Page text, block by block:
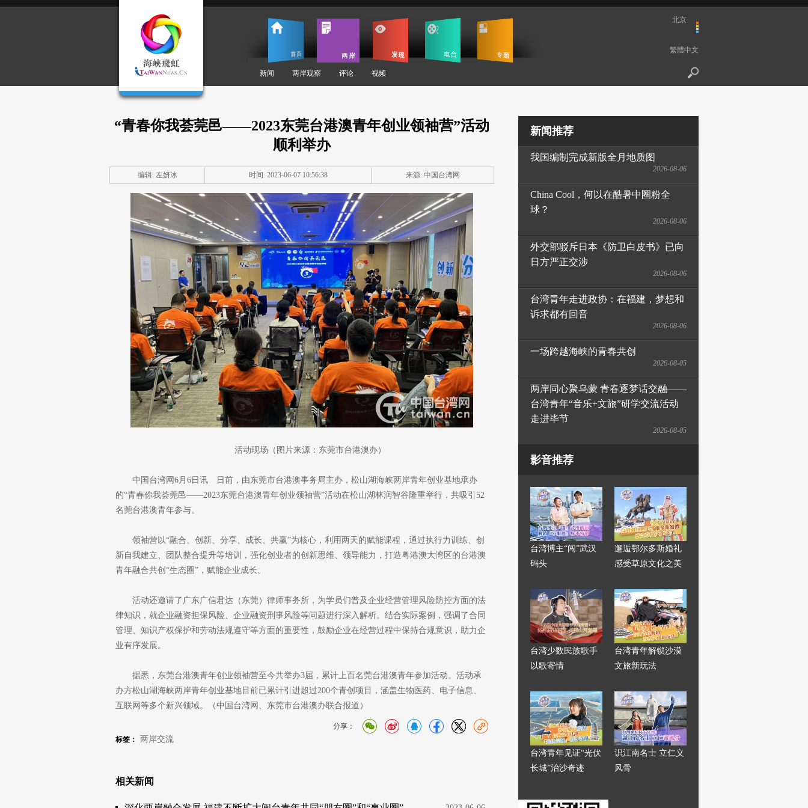
新闻 两岸观察 评论 视频
北京
繁體中文
“青春你我荟莞邑——2023东莞台港澳青年创业领袖营”活动
顺利举办
编辑: 左妍冰 时间: 2023-06-07 10:56:38 来源: 中国台湾网
活动现场（图片来源：东莞市台港澳办）
中国台湾网6月6日讯 日前，由东莞市台港澳事务局主办，松山湖海峡两岸青年创业基地承办
的“青春你我荟莞邑——2023东莞台港澳青年创业领袖营”活动在松山湖林润智谷隆重举行，共吸引52
名莞台港澳青年参与。
领袖营以“融合、创新、分享、成长、共赢”为核心，利用两天的赋能课程，通过执行力训练、创
新自我建立、团队整合提升等培训，强化创业者的创新思维、领导能力，打造粤港澳大湾区的台港澳
青年融合共创“生态圈”，赋能企业成长。
活动还邀请了广东广信君达（东莞）律师事务所，为学员们普及企业经营管理风险防控方面的法
律知识，就企业融资担保风险、企业融资刑事风险等问题进行深入解析。结合实际案例，强调了合同
管理、知识产权保护和劳动法规遵守等方面的重要性，鼓励企业在经营过程中保持合规意识，助力企
业有序发展。
据悉，东莞台港澳青年创业领袖营至今共举办3届，累计上百名莞台港澳青年参加活动。活动承
办方松山湖海峡两岸青年创业基地目前已累计引进超过200个青创项目，涵盖生物医药、电子信息、
互联网等多个新兴领域。（中国台湾网、东莞市台港澳办联合报道）
分享：
标签：
两岸交流
相关新闻
新闻推荐
我国编制完成新版全月地质图
2026-08-06
China Cool，何以在酷暑中圈粉全
球？
2026-08-06
外交部驳斥日本《防卫白皮书》已向
日方严正交涉
2026-08-06
台湾青年走进政协：在福建，梦想和
诉求都有回音
2026-08-06
一场跨越海峡的青春共创
2026-08-05
两岸同心聚乌蒙 青春逐梦话交融——
台湾青年“音乐+文旅”研学交流活动
走进毕节
2026-08-05
影音推荐
台湾博主“闯”武汉
码头
邂逅鄂尔多斯婚礼
感受草原文化之美
台湾少数民族歌手
以歌寄情
台湾青年解锁沙漠
文旅新玩法
台湾青年见证“光伏
长城”治沙奇迹
识江南名士 立仁义
风骨